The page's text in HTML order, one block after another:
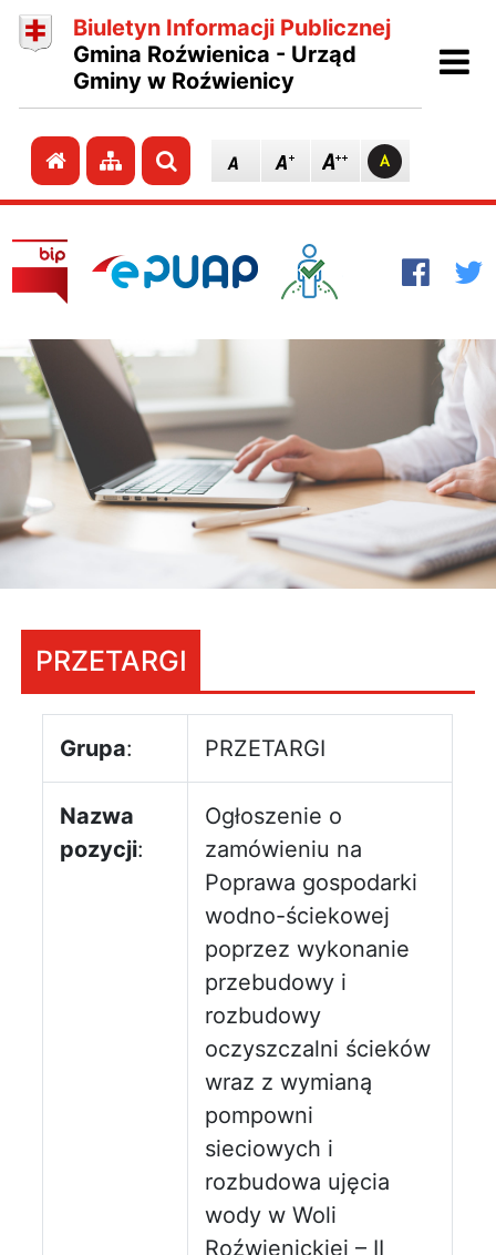
Biuletyn Informacji Publicznej
Gmina Roźwienica - Urząd
Gminy w Roźwienicy
Przejdź do strony głównej
Przejdź do mapy strony
Szukaj
PRZETARGI
Grupa: PRZETARGI
Nazwa
pozycji:
Ogłoszenie o
zamówieniu na
Poprawa gospodarki
wodno-ściekowej
poprzez wykonanie
przebudowy i
rozbudowy
oczyszczalni ścieków
wraz z wymianą
pompowni
sieciowych i
rozbudowa ujęcia
wody w Woli
Roźwienickiej – II